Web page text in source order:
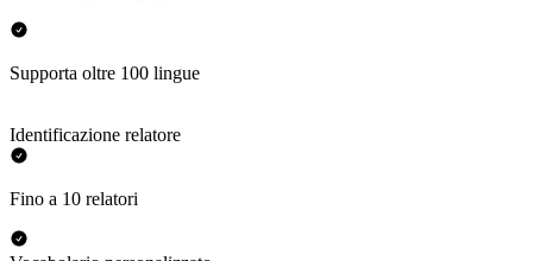
Supporta oltre 100 lingue
Identificazione relatore
Fino a 10 relatori